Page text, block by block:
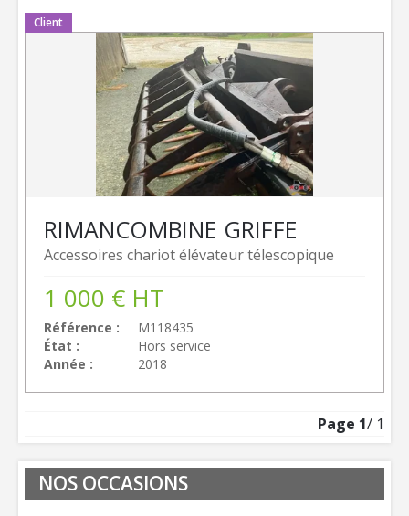
Client
Accessoires chariot élévateur télescopique
RIMANCOMBINE GRIFFE
Référence
M118435
État
Hors service
Année
2018
1 000 € HT
Page 1/ 1
NOS OCCASIONS